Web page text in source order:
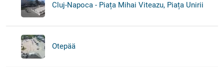
Cluj-Napoca - Piața Mihai Viteazu, Piața Unirii
Otepää